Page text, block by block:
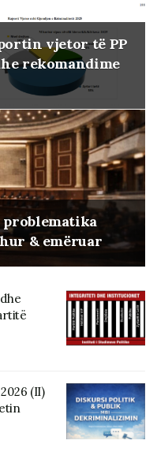
vjetor të PP
rekomandime
problematika
& emëruar
(II)